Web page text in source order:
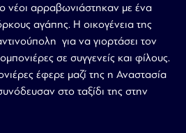
νέοι αρραβωνιάστηκαν με ένα
αγάπης. Η οικογένεια της
για να γιορτάσει τον
σε συγγενείς και φίλους.
έφερε μαζί της η Αναστασία
στο ταξίδι της στην